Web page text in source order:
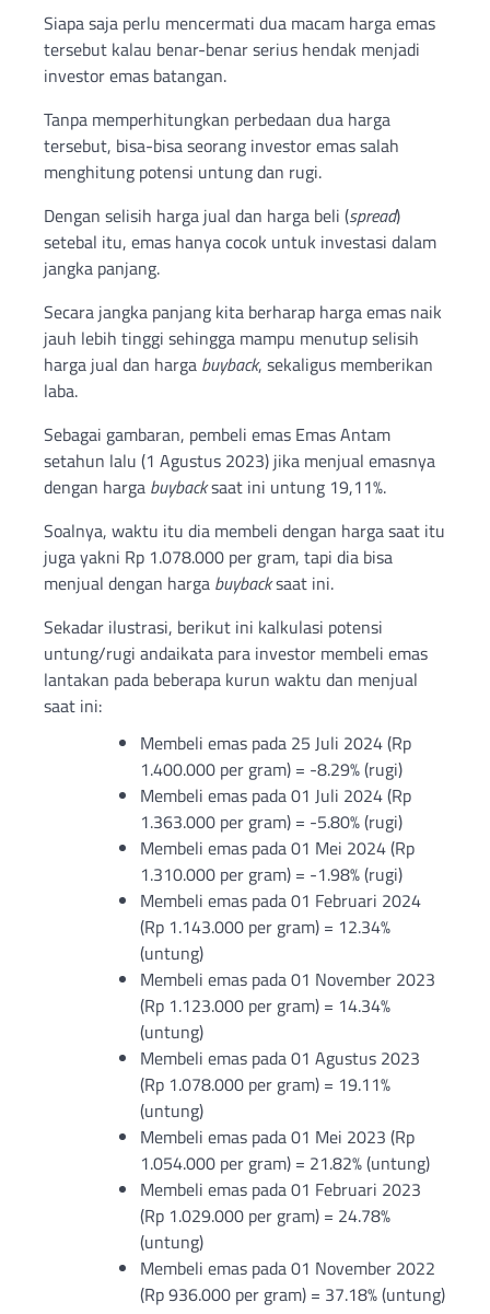
Siapa saja perlu mencermati dua macam harga emas
tersebut kalau benar-benar serius hendak menjadi
investor emas batangan.
Tanpa memperhitungkan perbedaan dua harga
tersebut, bisa-bisa seorang investor emas salah
menghitung potensi untung dan rugi.
Dengan selisih harga jual dan harga beli (spread)
setebal itu, emas hanya cocok untuk investasi dalam
jangka panjang.
Secara jangka panjang kita berharap harga emas naik
jauh lebih tinggi sehingga mampu menutup selisih
harga jual dan harga buyback, sekaligus memberikan
laba.
Sebagai gambaran, pembeli emas Emas Antam
setahun lalu (1 Agustus 2023) jika menjual emasnya
dengan harga buybacksaat ini untung 19,11%.
Soalnya, waktu itu dia membeli dengan harga saat itu
juga yakni Rp 1.078.000 per gram, tapi dia bisa
menjual dengan harga buybacksaat ini.
Sekadar ilustrasi, berikut ini kalkulasi potensi
untung/rugi andaikata para investor membeli emas
lantakan pada beberapa kurun waktu dan menjual
saat ini:
Membeli emas pada 25 Juli 2024 (Rp
1.400.000 per gram) = -8.29% (rugi)
Membeli emas pada 01 Juli 2024 (Rp
1.363.000 per gram) = -5.80% (rugi)
Membeli emas pada 01 Mei 2024 (Rp
1.310.000 per gram) = -1.98% (rugi)
Membeli emas pada 01 Februari 2024
(Rp 1.143.000 per gram) = 12.34%
(untung)
Membeli emas pada 01 November 2023
(Rp 1.123.000 per gram) = 14.34%
(untung)
Membeli emas pada 01 Agustus 2023
(Rp 1.078.000 per gram) = 19.11%
(untung)
Membeli emas pada 01 Mei 2023 (Rp
1.054.000 per gram) = 21.82% (untung)
Membeli emas pada 01 Februari 2023
(Rp 1.029.000 per gram) = 24.78%
(untung)
Membeli emas pada 01 November 2022
(Rp 936.000 per gram) = 37.18% (untung)